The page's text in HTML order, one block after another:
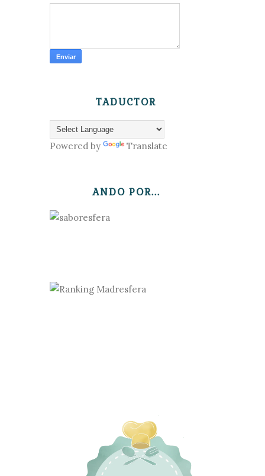
TADUCTOR
Powered by Translate
ANDO POR...